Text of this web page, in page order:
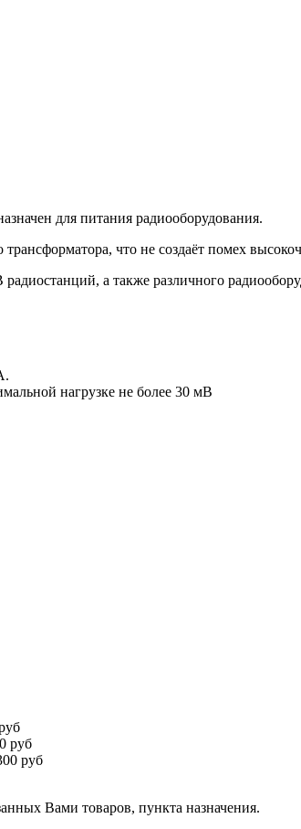
для питания радиооборудования.
что не создаёт помех
а также различного
нагрузке не более 30 мВ
руб
руб
Вами товаров, пункта назначения.